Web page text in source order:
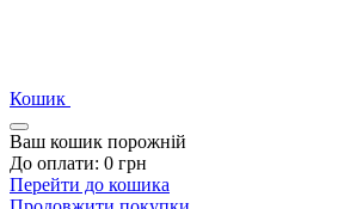
Кошик
Ваш кошик порожній
До оплати: 0 грн
Перейти до кошика